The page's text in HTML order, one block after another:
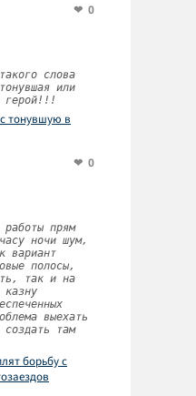
0
слова
или
герой!!!
тонувшую в
0
прям
ночи шум,
вариант
полосы,
так и на
казну
выехать
там
борьбу с